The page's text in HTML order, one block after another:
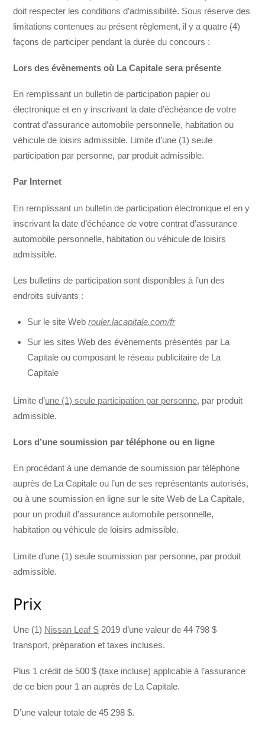
doit respecter les conditions d’admissibilité. Sous réserve des
limitations contenues au présent règlement, il y a quatre (4)
façons de participer pendant la durée du concours :
Lors des évènements où La Capitale sera présente
En remplissant un bulletin de participation papier ou
électronique et en y inscrivant la date d’échéance de votre
contrat d’assurance automobile personnelle, habitation ou
véhicule de loisirs admissible. Limite d’une (1) seule
participation par personne, par produit admissible.
Par Internet
En remplissant un bulletin de participation électronique et en y
inscrivant la date d’échéance de votre contrat d’assurance
automobile personnelle, habitation ou véhicule de loisirs
admissible.
Les bulletins de participation sont disponibles à l’un des
endroits suivants :
Sur le site Webrouler.lacapitale.com/fr
Sur les sites Web des évènements présentés par La
Capitale ou composant le réseau publicitaire de La
Capitale
Limite d’une (1) seule participation par personne, par produit
admissible.
Lors d’une soumission par téléphone ou en ligne
En procédant à une demande de soumission par téléphone
auprès de La Capitale ou l’un de ses représentants autorisés,
ou à une soumission en ligne sur le site Web de La Capitale,
pour un produit d’assurance automobile personnelle,
habitation ou véhicule de loisirs admissible.
Limite d’une (1) seule soumission par personne, par produit
admissible.
Prix
Une (1) Nissan Leaf S 2019 d’une valeur de 44 798 $
transport, préparation et taxes incluses.
Plus 1 crédit de 500 $ (taxe incluse) applicable à l’assurance
de ce bien pour 1 an auprès de La Capitale.
D’une valeur totale de 45 298 $.